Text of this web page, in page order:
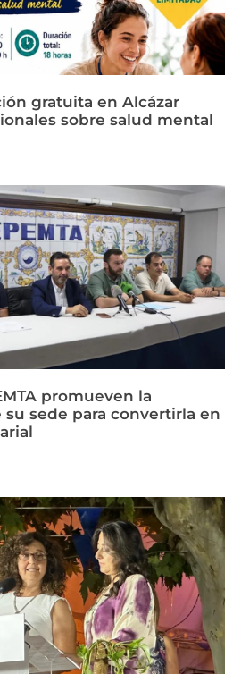
gratuita en Alcázar
sobre salud mental
promueven la
sede para convertirla en